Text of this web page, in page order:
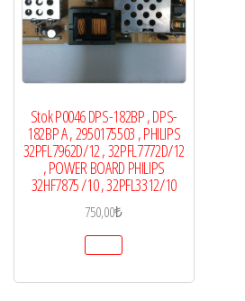
Stok P0046 DPS-182BP , DPS-
182BP A , 2950175503 , PHILIPS
32PFL7962D/12 , 32PFL7772D/12
, POWER BOARD PHILIPS
32HF7875 /10 , 32PFL3312/10
750,00₺